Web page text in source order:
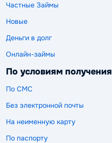
Частные Займы
Новые
Деньги в долг
Онлайн-займы
По условиям получения
По СМС
Без электронной почты
На неименную карту
По паспорту